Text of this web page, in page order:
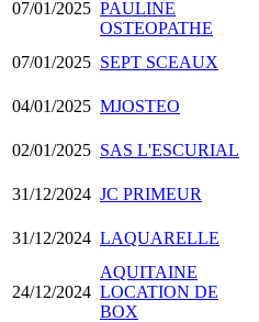
07/01/2025 PAULINE
OSTEOPATHE
07/01/2025 SEPT SCEAUX
04/01/2025 MJOSTEO
02/01/2025 SAS L'ESCURIAL
31/12/2024 JC PRIMEUR
31/12/2024 LAQUARELLE
24/12/2024
AQUITAINE
LOCATION DE
BOX